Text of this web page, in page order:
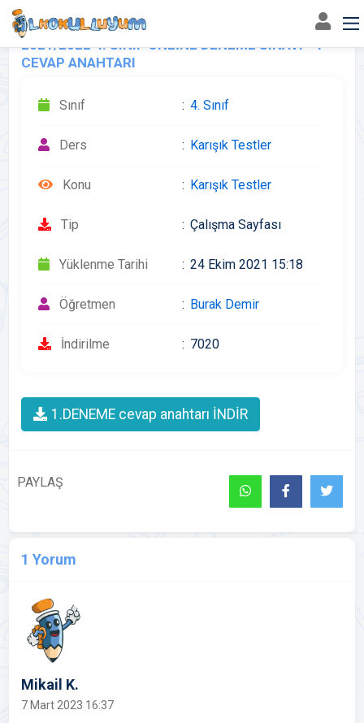
2021/2022 4. SINIF ONLİNE DENEME SINAVI - 1
CEVAP ANAHTARI
Sınıf 4. Sınıf
Ders Karışık Testler
Konu Karışık Testler
Tip Çalışma Sayfası
Yüklenme Tarihi 24 Ekim 2021 15:18
Öğretmen Burak Demir
İndirilme 7020
1.DENEME cevap anahtarı İNDİR
PAYLAŞ
1 Yorum
Mikail K.
7 Mart 2023 16:37